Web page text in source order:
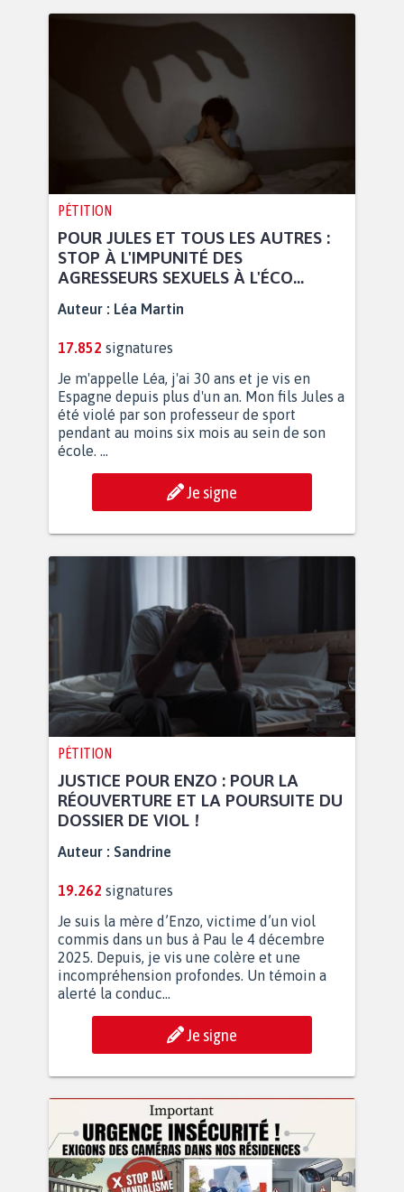
PÉTITION
POUR JULES ET TOUS LES AUTRES :
STOP À L'IMPUNITÉ DES
AGRESSEURS SEXUELS À L'ÉCO...
Auteur : Léa Martin
17.852 signatures
Je m'appelle Léa, j'ai 30 ans et je vis en
Espagne depuis plus d'un an. Mon fils Jules a
été violé par son professeur de sport
pendant au moins six mois au sein de son
école. ...
Je signe
PÉTITION
JUSTICE POUR ENZO : POUR LA
RÉOUVERTURE ET LA POURSUITE DU
DOSSIER DE VIOL !
Auteur : Sandrine
19.262 signatures
Je suis la mère d’Enzo, victime d’un viol
commis dans un bus à Pau le 4 décembre
2025. Depuis, je vis une colère et une
incompréhension profondes. Un témoin a
alerté la conduc...
Je signe